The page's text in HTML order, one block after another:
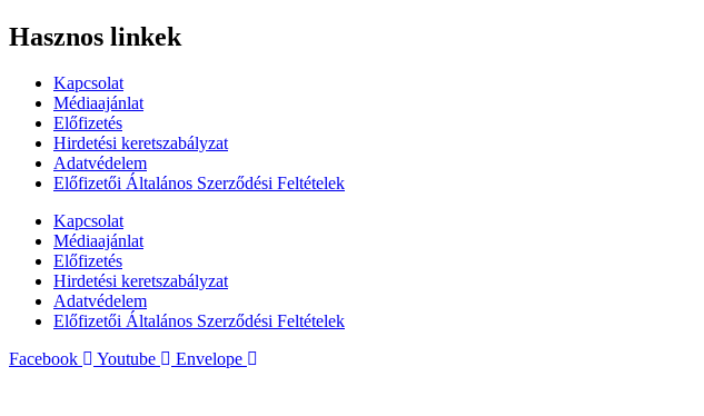
Hasznos linkek
Kapcsolat
Médiaajánlat
Előfizetés
Hirdetési keretszabályzat
Adatvédelem
Előfizetői Általános Szerződési Feltételek
Kapcsolat
Médiaajánlat
Előfizetés
Hirdetési keretszabályzat
Adatvédelem
Előfizetői Általános Szerződési Feltételek
Facebook
Youtube Envelope